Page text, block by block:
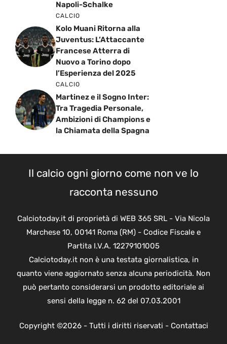
Napoli-Schalke
CALCIO
Kolo Muani Ritorna alla
Juventus: L’Attaccante
Francese Atterra di
Nuovo a Torino dopo
l’Esperienza del 2025
CALCIO
Martinez e il Sogno Inter:
Tra Tragedia Personale,
Ambizioni di Champions e
la Chiamata della Spagna
Il calcio ogni giorno come non ve lo
racconta nessuno
Calciotoday.it di proprietà di WEB 365 SRL - Via Nicola
Marchese 10, 00141 Roma (RM) - Codice Fiscale e
Partita I.V.A. 12279101005
Calciotoday.it non è una testata giornalistica, in
quanto viene aggiornato senza alcuna periodicità. Non
può pertanto considerarsi un prodotto editoriale ai
sensi della legge n. 62 del 07.03.2001
Copyright ©2026 - Tutti i diritti riservati - Contattaci